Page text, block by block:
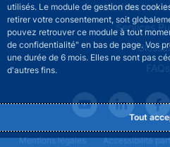
utilisés. Le module de gestion des
retirer votre consentement, soit
pouvez retrouver ce module à tout
de confidentialité" en bas de page. Vos
une durée de 6 mois. Elles ne sont pas
d'autres fins.
Tout
La direction
Services
FAQs
Footer legal notice menu
Mentions légales Accessibilité